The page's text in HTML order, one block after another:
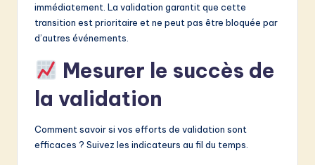
immédiatement. La validation garantit que cette
transition est prioritaire et ne peut pas être bloquée par
d’autres événements.
Mesurer le succès de
la validation
Comment savoir si vos efforts de validation sont
efficaces ? Suivez les indicateurs au fil du temps.